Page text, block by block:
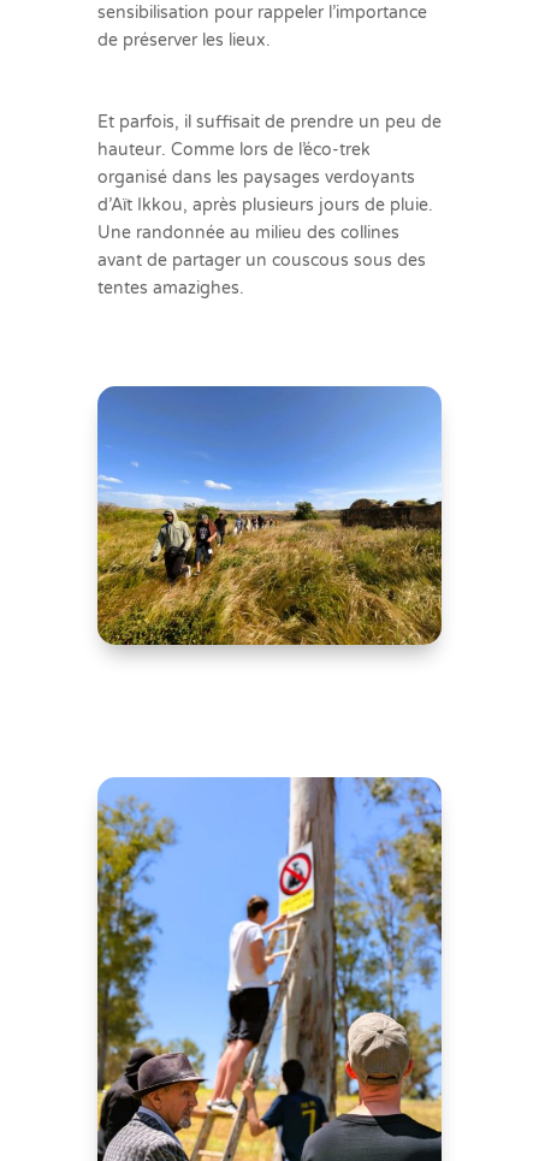
sensibilisation pour rappeler l’importance
de préserver les lieux.
Et parfois, il suffisait de prendre un peu de
hauteur. Comme lors de l’éco-trek
organisé dans les paysages verdoyants
d’Aït Ikkou, après plusieurs jours de pluie.
Une randonnée au milieu des collines
avant de partager un couscous sous des
tentes amazighes.